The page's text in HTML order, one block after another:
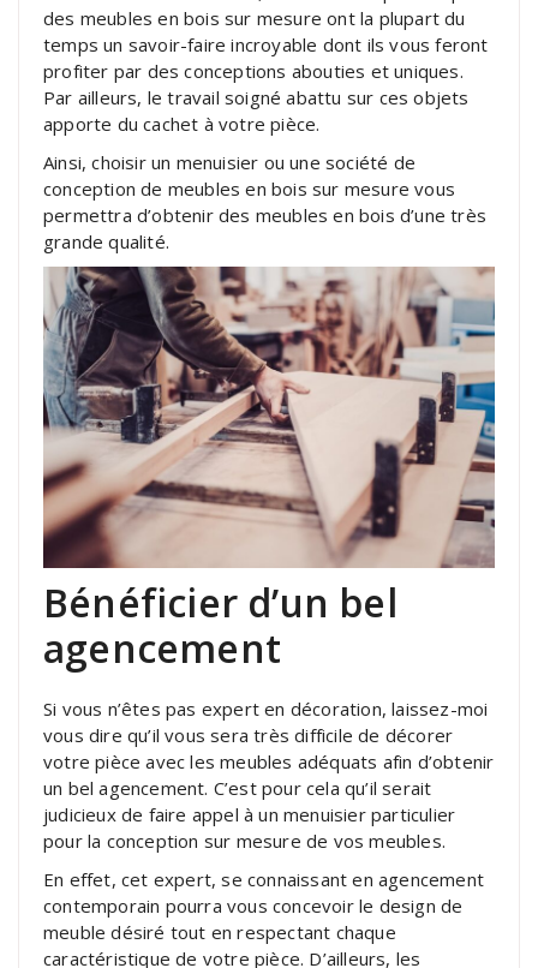
des meubles en bois sur mesure ont la plupart du
temps un savoir-faire incroyable dont ils vous feront
profiter par des conceptions abouties et uniques.
Par ailleurs, le travail soigné abattu sur ces objets
apporte du cachet à votre pièce.
Ainsi, choisir un menuisier ou une société de
conception de meubles en bois sur mesure vous
permettra d’obtenir des meubles en bois d’une très
grande qualité.
Bénéficier d’un bel
agencement
Si vous n’êtes pas expert en décoration, laissez-moi
vous dire qu’il vous sera très difficile de décorer
votre pièce avec les meubles adéquats afin d’obtenir
un bel agencement. C’est pour cela qu’il serait
judicieux de faire appel à un menuisier particulier
pour la conception sur mesure de vos meubles.
En effet, cet expert, se connaissant en agencement
contemporain pourra vous concevoir le design de
meuble désiré tout en respectant chaque
caractéristique de votre pièce. D’ailleurs, les